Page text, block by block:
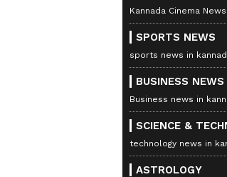
Kannada Cinema News
SPORTS NEWS
sports news in
BUSINESS NEWS
Business news in
SCIENCE &
technology news in
ASTROLOGY